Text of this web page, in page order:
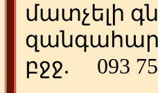
մատչելի
բջջ.
093